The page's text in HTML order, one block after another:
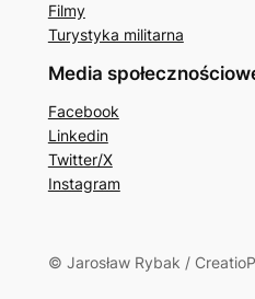
Filmy
Turystyka militarna
Media
Facebook
Linkedin
Twitter/X
Instagram
© Jarosław Rybak /